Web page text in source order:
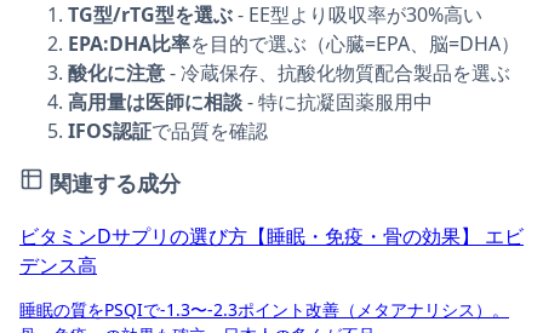
TG型/rTG型を選ぶ- EE型より吸収率が30%高い
EPA:DHA比率を目的で選ぶ（心臓=EPA、脳=DHA）
酸化に注意- 冷蔵保存、抗酸化物質配合製品を選ぶ
高用量は医師に相談- 特に抗凝固薬服用中
IFOS認証で品質を確認
関連する成分
ビタミンDサプリの選び方【睡眠・免疫・骨の効果】
エビ
デンス高
睡眠の質をPSQIで-1.3〜-2.3ポイント改善（メタアナリシス）。